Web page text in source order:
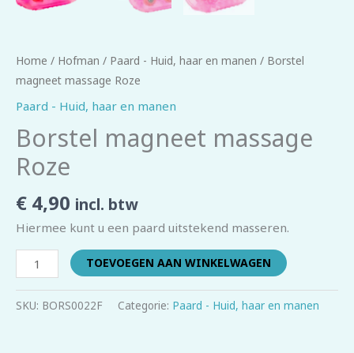
Home / Hofman / Paard - Huid, haar en manen / Borstel
magneet massage Roze
Paard - Huid, haar en manen
Borstel magneet massage
Roze
€ 4,90 incl. btw
Hiermee kunt u een paard uitstekend masseren.
TOEVOEGEN AAN WINKELWAGEN
SKU: BORS0022F Categorie: Paard - Huid, haar en manen